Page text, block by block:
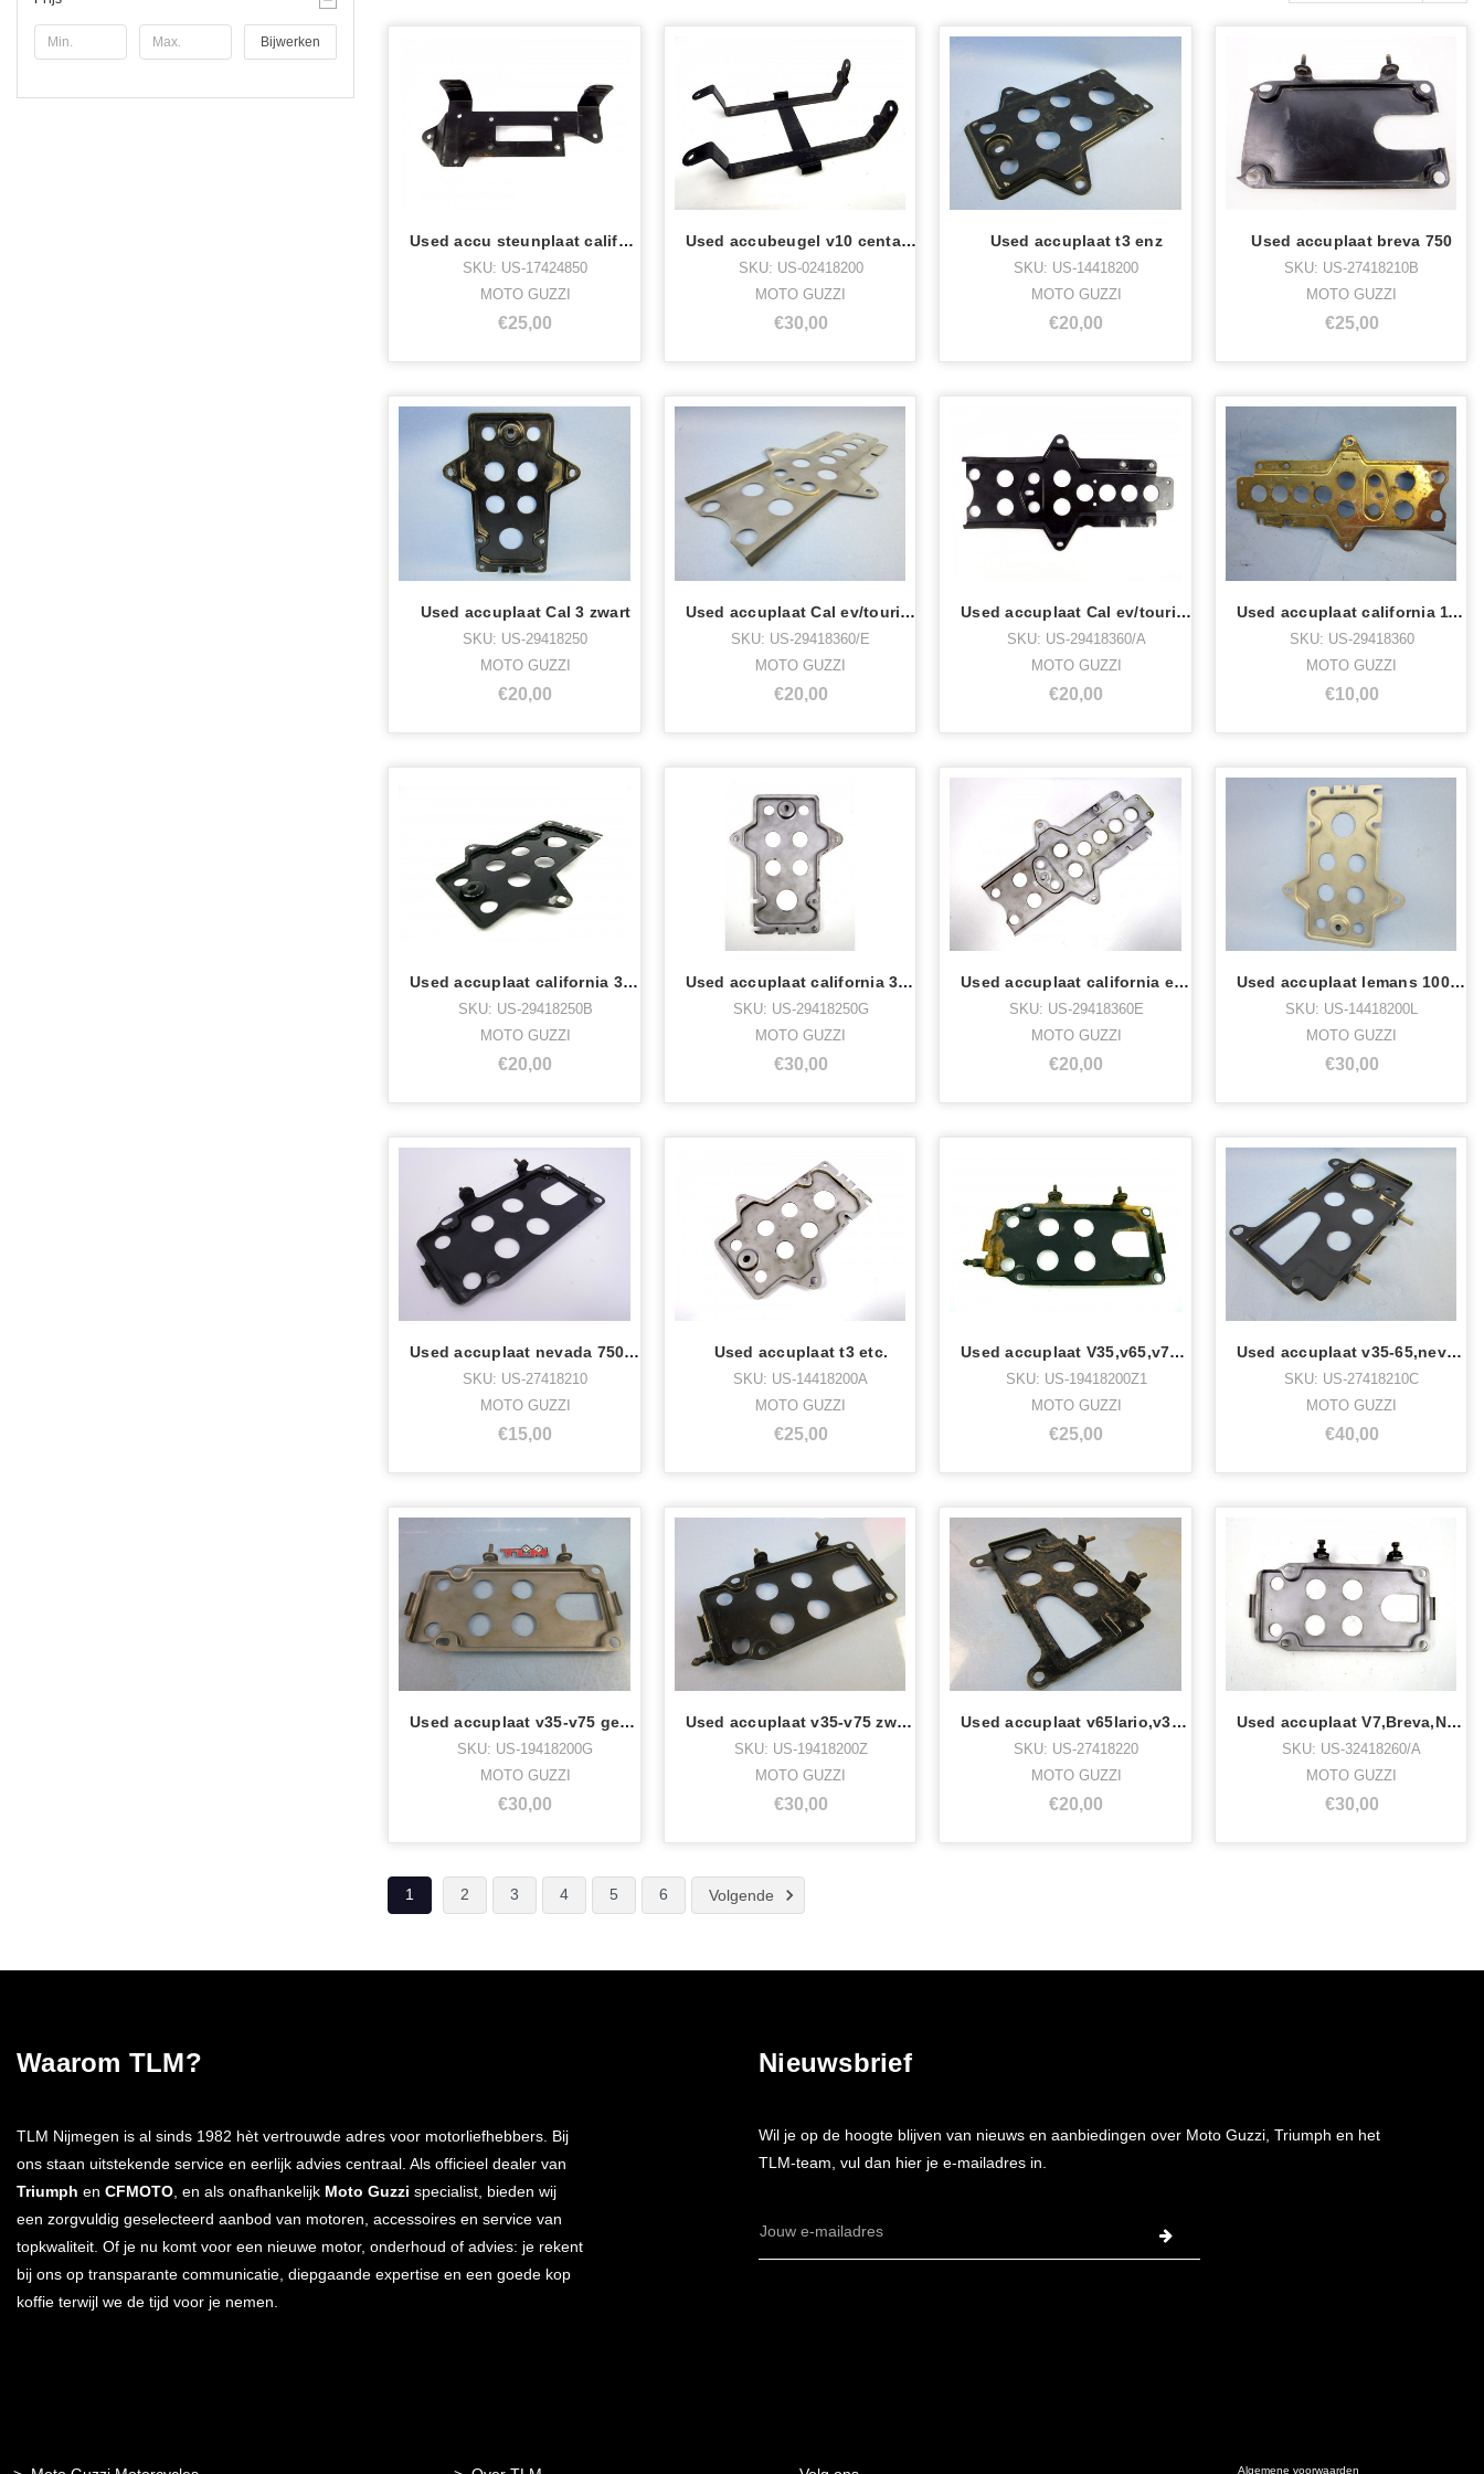
Bijwerken
Used accu steunplaat california 2 dx rh
SKU: US-17424850
MOTO GUZZI
€25,00
Used accubeugel v10 centauro
SKU: US-02418200
MOTO GUZZI
€30,00
Used accuplaat t3 enz
SKU: US-14418200
MOTO GUZZI
€20,00
Used accuplaat breva 750
SKU: US-27418210B
MOTO GUZZI
€25,00
Used accuplaat Cal 3 zwart
SKU: US-29418250
MOTO GUZZI
€20,00
Used accuplaat Cal ev/touring gestraalt
SKU: US-29418360/E
MOTO GUZZI
€20,00
Used accuplaat Cal ev/touring zwart
SKU: US-29418360/A
MOTO GUZZI
€20,00
Used accuplaat california 1100 ie
SKU: US-29418360
MOTO GUZZI
€10,00
Used accuplaat california 3 /B
SKU: US-29418250B
MOTO GUZZI
€20,00
Used accuplaat california 3 gestraald
SKU: US-29418250G
MOTO GUZZI
€30,00
Used accuplaat california ev/touring
SKU: US-29418360E
MOTO GUZZI
€20,00
Used accuplaat lemans 1000/5,enz
SKU: US-14418200L
MOTO GUZZI
€30,00
Used accuplaat nevada 750,v65,
SKU: US-27418210
MOTO GUZZI
€15,00
Used accuplaat t3 etc.
SKU: US-14418200A
MOTO GUZZI
€25,00
Used accuplaat V35,v65,v75 zwart
SKU: US-19418200Z1
MOTO GUZZI
€25,00
Used accuplaat v35-65,nev350-750 gecoat
SKU: US-27418210C
MOTO GUZZI
€40,00
Used accuplaat v35-v75 gestraald
SKU: US-19418200G
MOTO GUZZI
€30,00
Used accuplaat v35-v75 zwart gecoat
SKU: US-19418200Z
MOTO GUZZI
€30,00
Used accuplaat v65lario,v35imola-2,
SKU: US-27418220
MOTO GUZZI
€20,00
Used accuplaat V7,Breva,Nevada Gestraalt
SKU: US-32418260/A
MOTO GUZZI
€30,00
1 2 3 4 5 6 Volgende
Waarom TLM?
TLM Nijmegen is al sinds 1982 hèt vertrouwde adres voor motorliefhebbers. Bij
ons staan uitstekende service en eerlijk advies centraal. Als officieel dealer van
Triumph en CFMOTO , en als onafhankelijk Moto Guzzi specialist, bieden wij
een zorgvuldig geselecteerd aanbod van motoren, accessoires en service van
topkwaliteit. Of je nu komt voor een nieuwe motor, onderhoud of advies: je rekent
bij ons op transparante communicatie, diepgaande expertise en een goede kop
koffie terwijl we de tijd voor je nemen.
Nieuwsbrief
Wil je op de hoogte blijven van nieuws en aanbiedingen over Moto Guzzi, Triumph en het
TLM-team, vul dan hier je e-mailadres in.
E-
Algemene voorwaarden